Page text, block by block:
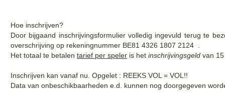
Hoe inschrijven?
Door bijgaand inschrijvingsformulier volledig ingevuld terug te
overschrijving op rekeningnummer BE81 4326 1807 2124 .
Het totaal te betalen tarief per speler is het inschrijvingsgeld van
Inschrijven kan vanaf nu. Opgelet : REEKS VOL = VOL!!
Data van onbeschikbaarheden e.d. kunnen nog doorgegeven